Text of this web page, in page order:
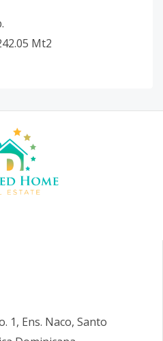
Mt2
1, Ens. Naco, Santo